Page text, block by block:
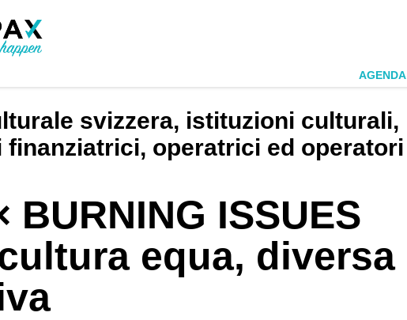
AGENDA
svizzera, istituzioni culturali,
finanziatrici, operatrici ed operatori
BURNING ISSUES
equa, diversa